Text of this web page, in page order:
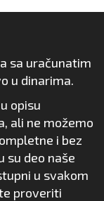
sa uračunatim
u dinarima.
opisu
ali ne možemo
i bez
su deo naše
u svakom
proveriti